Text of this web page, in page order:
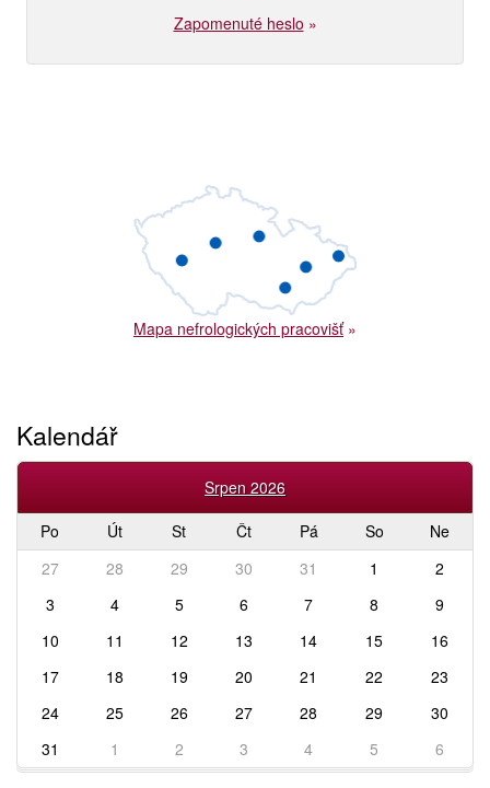
Zapomenuté heslo »
Mapa nefrologických pracovišť»
Kalendář
Srpen 2026
Po
Út St Čt Pá So
Ne
27
28 29 30 31 1
2
3
4 5 6 7 8
9
10
11 12 13 14 15
16
17
18 19 20 21 22
23
24
25 26 27 28 29
30
31
1 2 3 4 5 6